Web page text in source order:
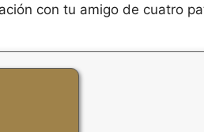
con tu amigo de cuatro